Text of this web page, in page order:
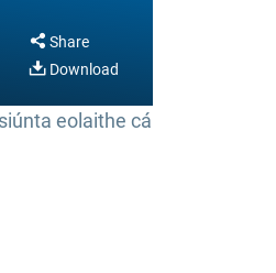
Share
Download
eolaithe cá